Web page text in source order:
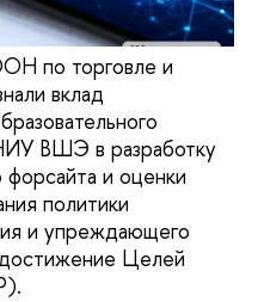
по торговле и
вклад
ВШЭ в разработку
форсайта и оценки
политики
и упреждающего
Целей